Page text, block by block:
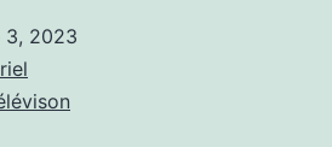
3, 2023